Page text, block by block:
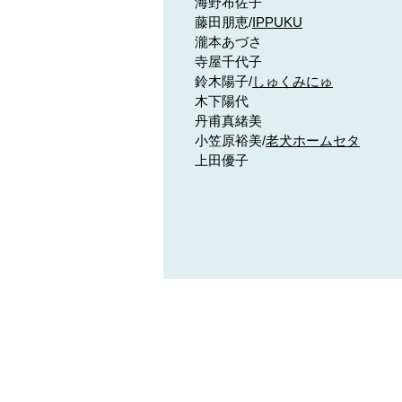
藤田朋恵/IPPUKU
瀧本あづさ
寺屋千代子
鈴木陽子/しゅくみにゅ
木下陽代
丹甫真緒美
小笠原裕美/老犬ホームセタ
上田優子